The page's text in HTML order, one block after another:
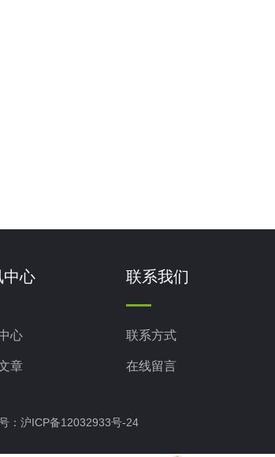
中心
心
章
联系我们
联系方式
在线留言
： 沪ICP备12032933号-24